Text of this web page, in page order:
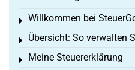
Willkommen bei
Toggle menu
Übersicht: So verwalten
Toggle menu
Meine Steuererklärung
Toggle menu